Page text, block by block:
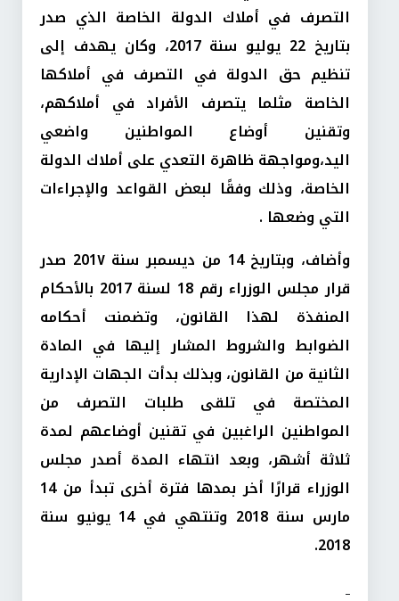
التصرف في أملاك الدولة الخاصة الذي صدر
بتاريخ 22 يوليو سنة 2017، وكان يهدف إلى
تنظيم حق الدولة في التصرف في أملاكها
الخاصة مثلما يتصرف الأفراد في أملاكهم،
وتقنين أوضاع المواطنين واضعي
اليد،ومواجهة ظاهرة التعدي على أملاك الدولة
الخاصة، وذلك وفقًا لبعض القواعد والإجراءات
التي وضعها .
وأضاف، وبتاريخ 14 من ديسمبر سنة 201۷ صدر
قرار مجلس الوزراء رقم 18 لسنة 2017 بالأحكام
المنفذة لهذا القانون، وتضمنت أحكامه
الضوابط والشروط المشار إليها في المادة
الثانية من القانون، وبذلك بدأت الجهات الإدارية
المختصة في تلقى طلبات التصرف من
المواطنين الراغبين في تقنين أوضاعهم لمدة
ثلاثة أشهر، وبعد انتهاء المدة أصدر مجلس
الوزراء قرارًا أخر بمدها فترة أخرى تبدأ من 14
مارس سنة 2018 وتنتهي في 14 يونيو سنة
2018.